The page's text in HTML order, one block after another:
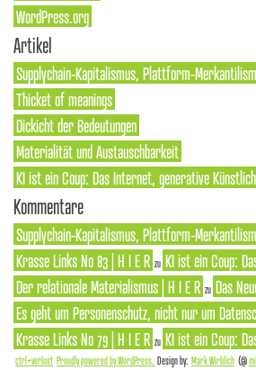
WordPress.org
Artikel
Supplychain-Kapitalismus, Plattform-
Thicket of meanings
Dickicht der Bedeutungen
Materialität und Austauschbarkeit
KI ist ein Coup: Das Internet, generative
Kommentare
Supplychain-Kapitalismus, Plattform-
Krasse Links No 83 | H I E R zu KI ist ein Coup:
Der relationale Materialismus | H I E R zu Das
Es geht um Personenschutz, nicht nur um
Krasse Links No 79 | H I E R zu KI ist ein Coup:
ctrl+verlust Proudly powered by WordPress. Design by: Mark Wirblich (@